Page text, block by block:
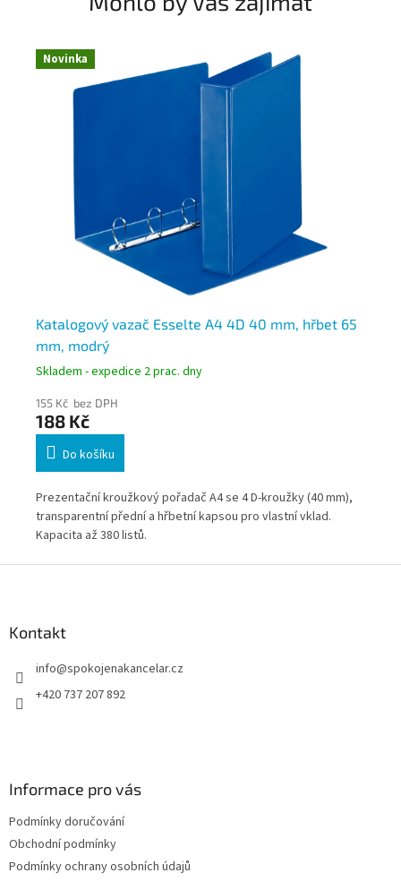
Novinka
Katalogový vazač Esselte A4 4D 40 mm, hřbet 65
mm, modrý
Skladem - expedice 2 prac. dny
155 Kč bez DPH
188 Kč
Do košíku
Prezentační kroužkový pořadač A4 se 4 D-kroužky (40 mm),
transparentní přední a hřbetní kapsou pro vlastní vklad.
Kapacita až 380 listů.
Kontakt
info@spokojenakancelar.cz
+420 737 207 892
Informace pro vás
Podmínky doručování
Obchodní podmínky
Podmínky ochrany osobních údajů